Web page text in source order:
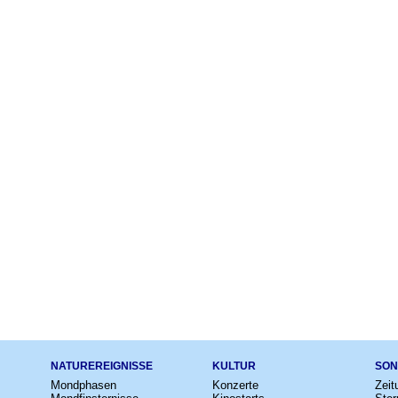
NATUREREIGNISSE
Mondphasen
KULTUR
Konzerte